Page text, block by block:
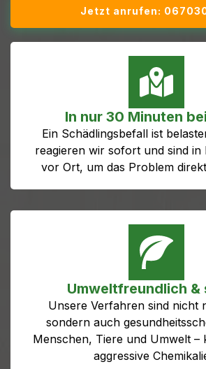
Jetzt anrufen:
In nur 30 Minuten
Ein Schädlingsbefall ist
reagieren wir sofort und sind in
vor Ort, um das Problem
Umweltfreundlich &
Unsere Verfahren sind nicht
sondern auch
Menschen, Tiere und Umwelt –
aggressive